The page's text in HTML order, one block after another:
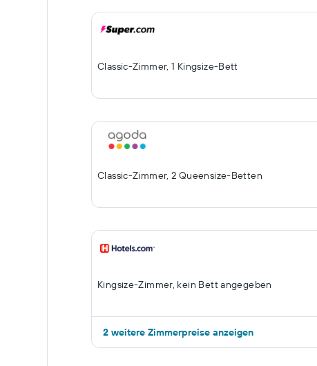
Classic-Zimmer, 1 Kingsize-Bett
Classic-Zimmer, 2 Queensize-Betten
Kingsize-Zimmer, kein Bett angegeben
2 weitere Zimmerpreise anzeigen